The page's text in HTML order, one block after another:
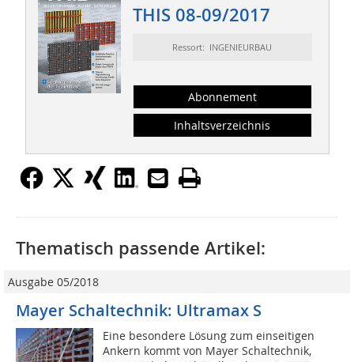
THIS 08-09/2017
Ressort: INGENIEURBAU
Abonnement
Inhaltsverzeichnis
Thematisch passende Artikel:
Ausgabe 05/2018
Mayer Schaltechnik: Ultramax S
Eine besondere Lösung zum einseitigen
Ankern kommt von Mayer Schaltechnik,